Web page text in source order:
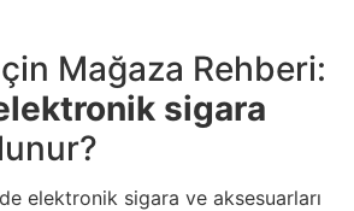
Mağaza Rehberi:
sigara
elektronik sigara ve aksesuarları